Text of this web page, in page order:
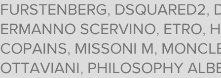
FURSTENBERG, DSQUARED2,
ERMANNO SCERVINO, ETRO,
COPAINS, MISSONI M,
OTTAVIANI, PHILOSOPHY